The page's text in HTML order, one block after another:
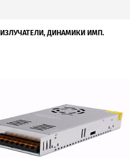
ИЗЛУЧАТЕЛИ, ДИНАМИКИ ИМП.